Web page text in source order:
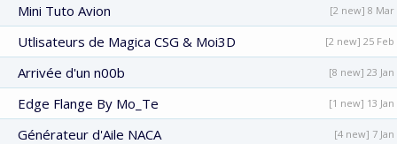
Mini Tuto Avion [2 new] 8 Mar
Utlisateurs de Magica CSG & Moi3D [2 new] 25 Feb
Arrivée d'un n00b [8 new] 23 Jan
Edge Flange By Mo_Te [1 new] 13 Jan
Générateur d'Aile NACA [4 new] 7 Jan